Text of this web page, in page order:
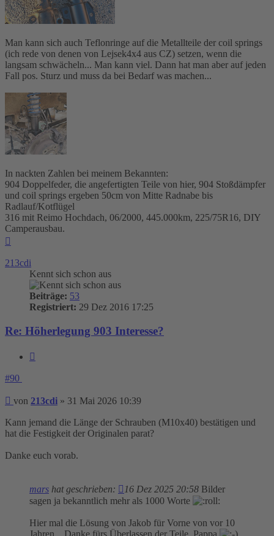
Man kann sich auch Teflonringe auf die Metallteile der coil springs
(ich rede von denen von Lejsek4x4 aus CZ) setzen, wenn die
langsam schwächeln... Man kann viel. Dann hat man aber auf jeden
Fall pos. Sturz und muss da bei Bedarf was machen...
In nackten Zahlen bei meinem Bekannten:
904 Doppelfeder, die angefertigten Teile von hier, 904 Stoßdämpfer
und coil springs ergeben 50cm von Mitte Radnabe bis
Radlauf/Kotflügel
316 mit Reimo Hochdach, 06/2000, 445.000km, 225/75R16, DIY
Camperausbau.
213cdi
Kennt sich schon aus
Beiträge: 53
Registriert: 29 Dez 2016 17:25
Re: Höherlegung 903 Interesse?
#90
Beitrag
von 213cdi » 31 Mai 2026 10:39
Kann jemand die Länge der Schrauben (M10x40) bestätigen und
hat die Festigkeit der Originalen parat?
Danke euch vorab.
mars hat geschrieben: 16 Dez 2025 20:58 Bilder
sagen ja bekanntlich mehr als 1000 Worte
Hier mal die Lösung von Jakob für Vorne von vor 10
Jahren... Danke fürs Überlassen der Teile, Pappa